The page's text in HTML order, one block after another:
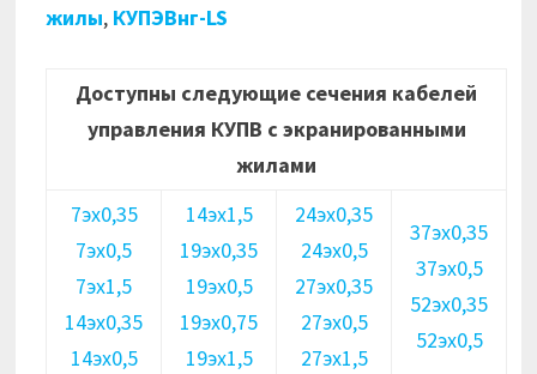
жилы, КУПЭВнг-LS
Доступны следующие сечения кабелей
управления КУПВ с экранированными
жилами
7эх0,35
7эх0,5
7эх1,5
14эх0,35
14эх0,5
14эх1,5
19эх0,35
19эх0,5
19эх0,75
19эх1,5
24эх0,35
24эх0,5
27эх0,35
27эх0,5
27эх1,5
37эх0,35
37эх0,5
52эх0,35
52эх0,5